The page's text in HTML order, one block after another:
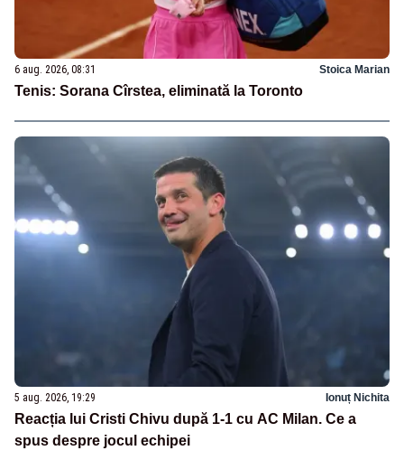
6 aug. 2026, 08:31 Stoica Marian
Tenis: Sorana Cîrstea, eliminată la Toronto
5 aug. 2026, 19:29 Ionuț Nichita
Reacția lui Cristi Chivu după 1-1 cu AC Milan. Ce a
spus despre jocul echipei